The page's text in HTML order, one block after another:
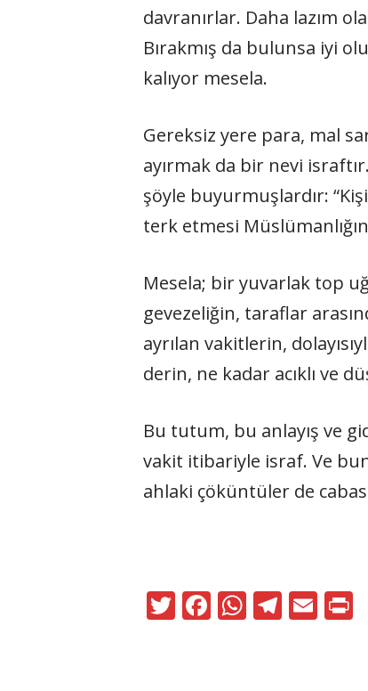
davranırlar. Daha lazım
Bırakmış da bulunsa iyi
kalıyor mesela.
Gereksiz yere para, mal
ayırmak da bir nevi
şöyle buyurmuşlardır:
terk etmesi
Mesela; bir yuvarlak top
gevezeliğin, taraflar
ayrılan vakitlerin,
derin, ne kadar acıklı ve
Bu tutum, bu anlayış ve
vakit itibariyle israf. Ve
ahlaki çöküntüler de
T F W T E Pr